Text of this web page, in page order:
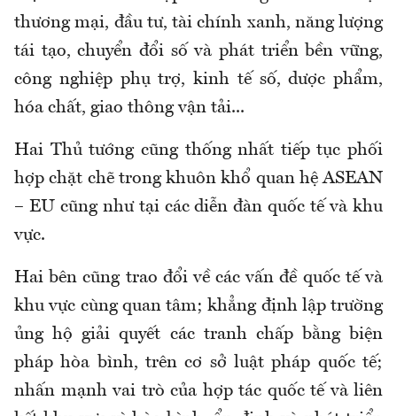
thương mại, đầu tư, tài chính xanh, năng lượng
tái tạo, chuyển đổi số và phát triển bền vững,
công nghiệp phụ trợ, kinh tế số, dược phẩm,
hóa chất, giao thông vận tải...
Hai Thủ tướng cũng thống nhất tiếp tục phối
hợp chặt chẽ trong khuôn khổ quan hệ ASEAN
– EU cũng như tại các diễn đàn quốc tế và khu
vực.
Hai bên cũng trao đổi về các vấn đề quốc tế và
khu vực cùng quan tâm; khẳng định lập trường
ủng hộ giải quyết các tranh chấp bằng biện
pháp hòa bình, trên cơ sở luật pháp quốc tế;
nhấn mạnh vai trò của hợp tác quốc tế và liên